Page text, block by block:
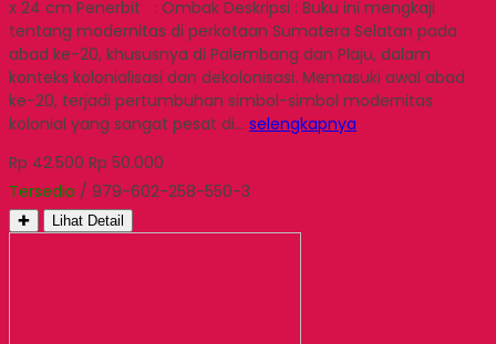
x 24 cm Penerbit : Ombak Deskripsi : Buku ini mengkaji
tentang modernitas di perkotaan Sumatera Selatan pada
abad ke-20, khususnya di Palembang dan Plaju, dalam
konteks kolonialisasi dan dekolonisasi. Memasuki awal abad
ke-20, terjadi pertumbuhan simbol-simbol modernitas
kolonial yang sangat pesat di… selengkapnya
Rp 42.500 Rp 50.000
Tersedia / 979-602-258-550-3
✚ Lihat Detail